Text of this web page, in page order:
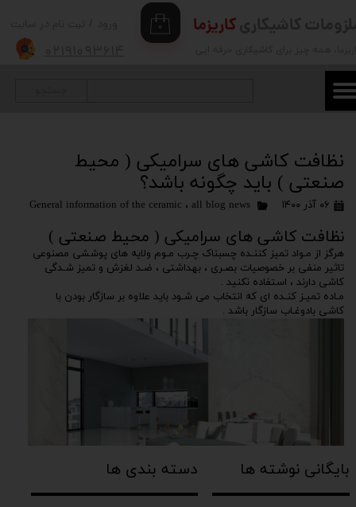
۰
تغییر گذر واژه
سفارشات
کاریزما
نظافت کاشی های سرامیکی ( محیط
صنعتی ) باید چگونه باشد؟
۰۶ آذر ۱۴۰۰ General information of the ceramic ، all blog news
نظافت کاشی های سرامیکی ( محیط صنعتی )
هرگز از مـواد تمیز کننـده چسبناک چـرب مـوم ولایه های پوششی مصنوعی
تاثیر منفی بر خصوصيات بصـری ، بهداشتی ، ضـد لغزش و تمیز شـدگی
کاشی دارند ، استفاده نکنید .
مـاده تمیـز کنـده ای که انتخاب می شـود باید علاوه بر سازگار بودن با
کاشی بادوغـاب سازگار باشد .
بایگانی نوشته ها دسته بندی ها